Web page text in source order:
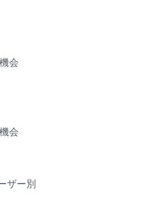
会
会
ザー別